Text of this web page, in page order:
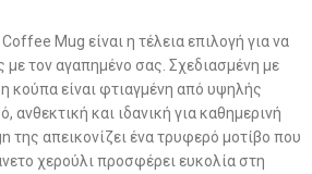
Mug είναι η τέλεια επιλογή για να
με τον αγαπημένο σας. Σχεδιασμένη με
κούπα είναι φτιαγμένη από υψηλής
ανθεκτική και ιδανική για καθημερινή
της απεικονίζει ένα τρυφερό μοτίβο που
χερούλι προσφέρει ευκολία στη